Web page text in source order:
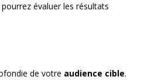
évaluer les résultats
de votre audience cible.